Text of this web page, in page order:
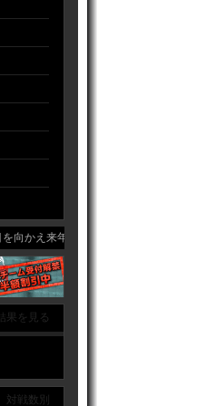
かえ来年こそはメジャーで試合を行って
果を見る
対戦数別